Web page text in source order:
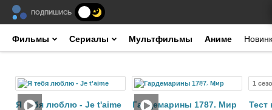
ПОДПИШИСЬ
Фильмы Сериалы Мультфильмы Аниме
Фильм
Я тебя люблю - Je t'aime
Фильм
Гардемарины 1787. Мир
1
Тест